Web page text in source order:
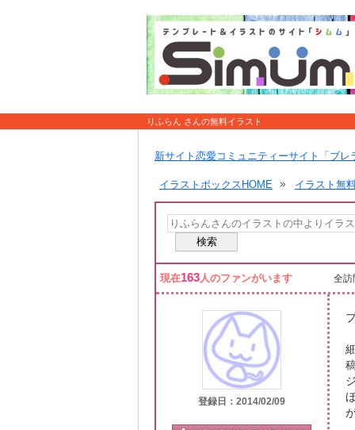
りふらん さんの無料イラスト
新サイト恋愛コミュニティーサイト「ブレ
イラストボックスHOME イラスト無
現在163人のファンがいます 全訪
登録日：2014/02/09